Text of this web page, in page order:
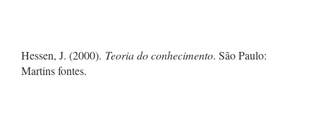
Hessen, J. (2000). Teoria do conhecimento. São Paulo:
Martins fontes.